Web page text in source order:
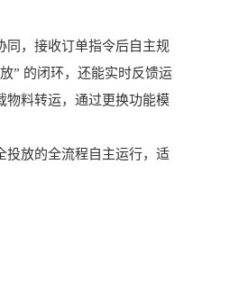
，接收订单指令后自主规
” 的闭环，还能实时反馈运
物料转运，通过更换功能模
放的全流程自主运行，适